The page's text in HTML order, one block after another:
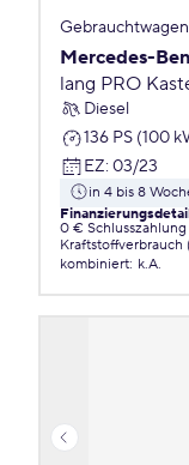
Mercedes-
lang PRO
Diesel
136 PS (100
EZ: 03/23
in 4 bis 8
0 € Schlusszahlung
Kraftstoffverbrauch
kombiniert: k.A.